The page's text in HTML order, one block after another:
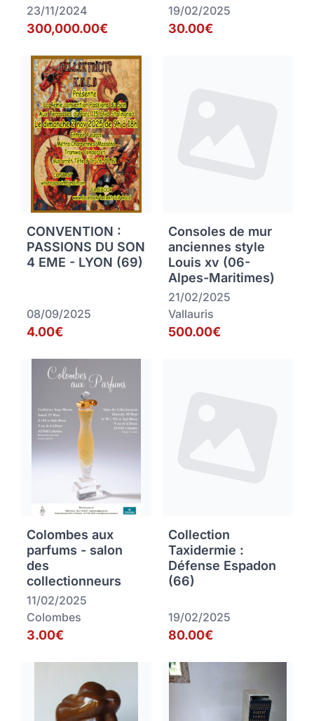
23/11/2024
300,000.00€
19/02/2025
30.00€
CONVENTION :
PASSIONS DU SON
4 EME - LYON (69)
08/09/2025
4.00€
Consoles de mur
anciennes style
Louis xv (06-
Alpes-Maritimes)
21/02/2025
Vallauris
500.00€
Colombes aux
parfums - salon
des
collectionneurs
11/02/2025
Colombes
3.00€
Collection
Taxidermie :
Défense Espadon
(66)
19/02/2025
80.00€